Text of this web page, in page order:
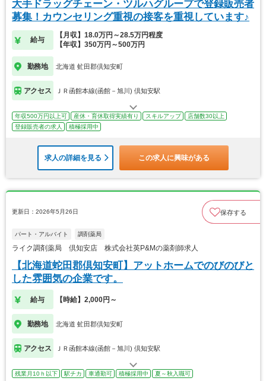
大手ドラッグチェーン・ツルハグループで登録販売者
募集！カウンセリング重視の接客を重視しています♪
給与
【月収】18.0万円～28.5万円程度
【年収】350万円～500万円
勤務地 北海道 虻田郡倶知安町
アクセス ＪＲ函館本線(函館－旭川) 倶知安駅
年収500万円以上可 産休・育休取得実績有り スキルアップ
店舗数30以上
登録販売者の求人
積極採用中
求人の詳細を見る この求人に興味がある
更新日：2026年5月26日 保存する
パート・アルバイト 調剤薬局
ライク調剤薬局 倶知安店 株式会社英P&Mの薬剤師求人
【北海道蛇田郡倶知安町】アットホームでのびのびと
した雰囲気の企業です。
給与 【時給】2,000円～
勤務地 北海道 虻田郡倶知安町
アクセス ＪＲ函館本線(函館－旭川) 倶知安駅
残業月10ｈ以下 駅チカ 車通勤可 積極採用中 夏～秋入職可